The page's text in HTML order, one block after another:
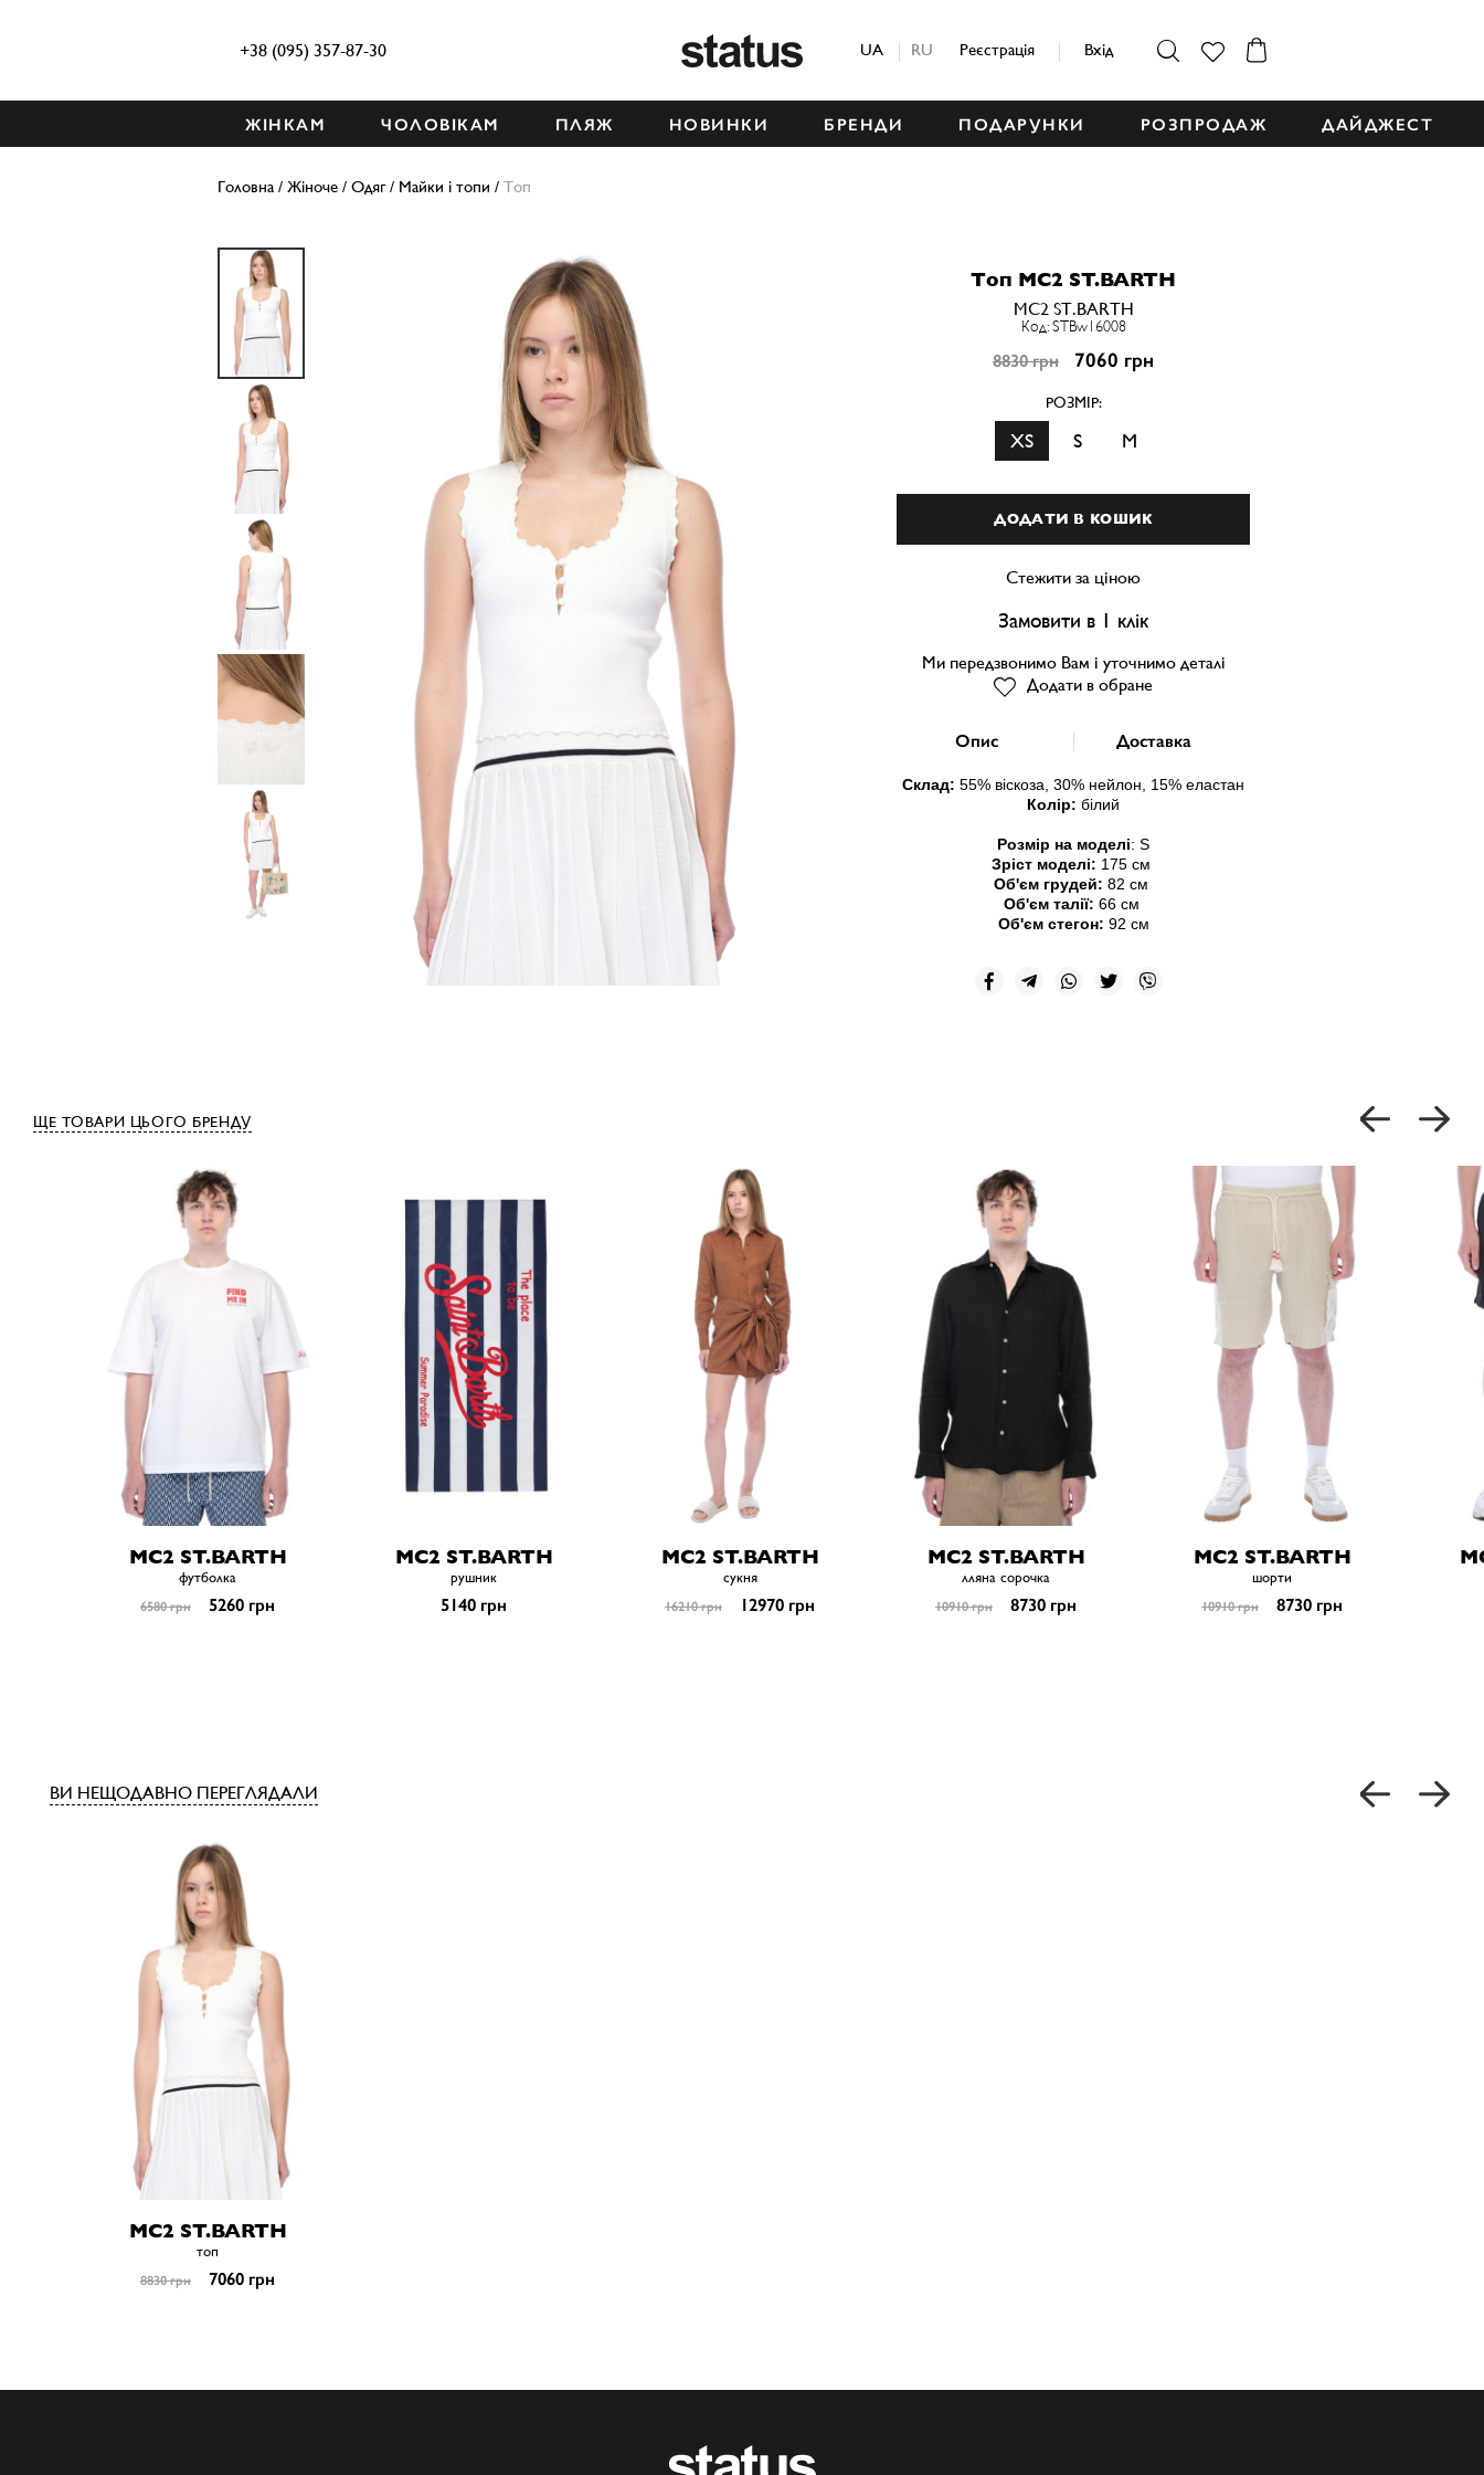
+38 (095) 357-87-30 UA RU Реєстрація Вхід
ЖІНКАМ ЧОЛОВІКАМ ПЛЯЖ НОВИНКИ БРЕНДИ ПОДАРУНКИ РОЗПРОДАЖ ДАЙДЖЕСТ
Головна / Жіноче / Одяг/ Майки і топи / Топ
Топ MC2 ST.BARTH
MC2 ST.BARTH
Код: STBw16008
8830 грн 7060 грн
РОЗМІР:
XS S M
ДОДАТИ В КОШИК
Стежити за ціною
Замовити в 1 клік
Ми передзвонимо Вам і уточнимо деталі
Додати в обране
Опис Доставка
Склад: 55% віскоза, 30% нейлон , 15% еластан
Колір: білий
Розмір на моделі: S
Зріст моделі: 175 см
Об'єм грудей: 82 см
Об'єм талії: 66 см
Об'єм стегон: 92 см
ЩЕ ТОВАРИ ЦЬОГО БРЕНДУ
MC2 ST.BARTH
футболка
6580 грн 5260 грн
MC2 ST.BARTH
рушник
5140 грн
MC2 ST.BARTH
сукня
16210 грн 12970 грн
MC2 ST.BARTH
лляна сорочка
10910 грн 8730 грн
MC2 ST.BARTH
шорти
10910 грн 8730 грн
ВИ НЕЩОДАВНО ПЕРЕГЛЯДАЛИ
MC2 ST.BARTH
топ
8830 грн 7060 грн